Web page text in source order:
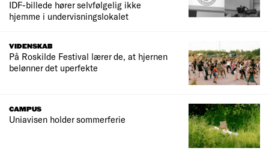
IDF-billede hører selvfølgelig ikke
hjemme i undervisningslokalet
VIDENSKAB
På Roskilde Festival lærer de, at hjernen
belønner det uperfekte
CAMPUS
Uniavisen holder sommerferie